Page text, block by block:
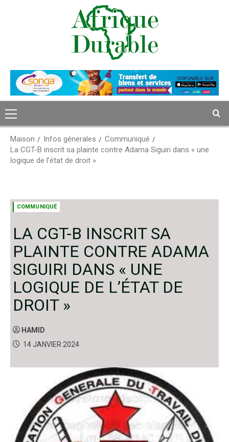
Menu
principal
Maison
Infos génerales
Communiqué
La CGT-B inscrit sa plainte contre Adama Siguiri dans « une
logique de l’état de droit »
COMMUNIQUÉ
LA CGT-B INSCRIT SA
PLAINTE CONTRE ADAMA
SIGUIRI DANS « UNE
LOGIQUE DE L’ÉTAT DE
DROIT »
HAMID
14 JANVIER 2024